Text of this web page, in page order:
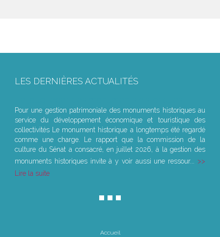
LES DERNIÈRES ACTUALITÉS
Pour une gestion patrimoniale des monuments historiques au
service du développement économique et touristique des
collectivités Le monument historique a longtemps été regardé
comme une charge. Le rapport que la commission de la
culture du Sénat a consacré, en juillet 2026, à la gestion des
monuments historiques invite à y voir aussi une ressour...
Lire la suite
Accueil